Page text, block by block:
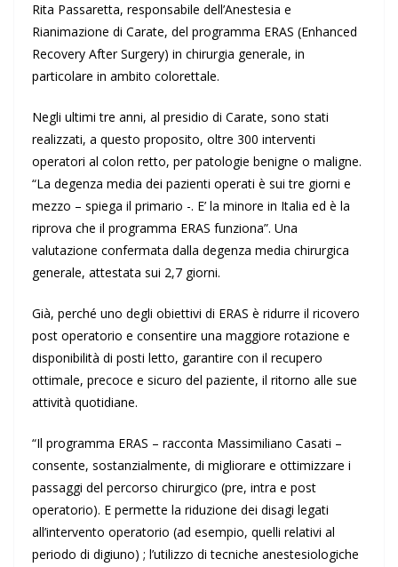
Rita Passaretta, responsabile dell’Anestesia e
Rianimazione di Carate, del programma ERAS (Enhanced
Recovery After Surgery) in chirurgia generale, in
particolare in ambito colorettale.
Negli ultimi tre anni, al presidio di Carate, sono stati
realizzati, a questo proposito, oltre 300 interventi
operatori al colon retto, per patologie benigne o maligne.
“La degenza media dei pazienti operati è sui tre giorni e
mezzo – spiega il primario -. E’ la minore in Italia ed è la
riprova che il programma ERAS funziona”. Una
valutazione confermata dalla degenza media chirurgica
generale, attestata sui 2,7 giorni.
Già, perché uno degli obiettivi di ERAS è ridurre il ricovero
post operatorio e consentire una maggiore rotazione e
disponibilità di posti letto, garantire con il recupero
ottimale, precoce e sicuro del paziente, il ritorno alle sue
attività quotidiane.
“Il programma ERAS – racconta Massimiliano Casati –
consente, sostanzialmente, di migliorare e ottimizzare i
passaggi del percorso chirurgico (pre, intra e post
operatorio). E permette la riduzione dei disagi legati
all’intervento operatorio (ad esempio, quelli relativi al
periodo di digiuno) ; l’utilizzo di tecniche anestesiologiche